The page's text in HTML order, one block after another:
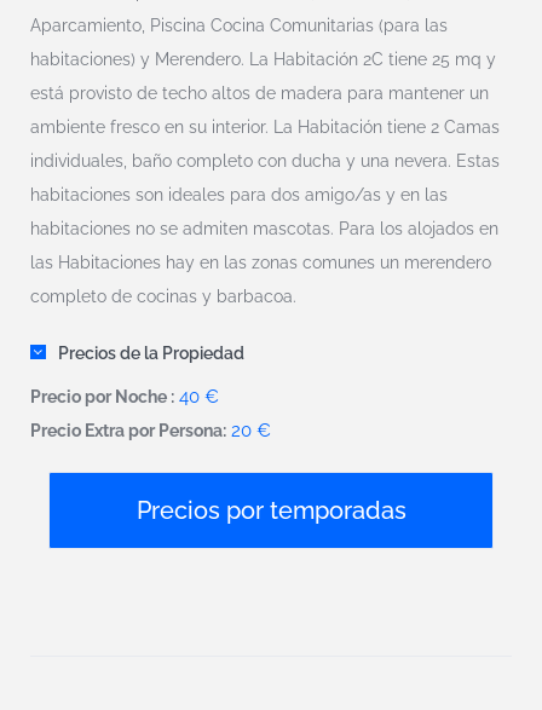
Aparcamiento, Piscina Cocina Comunitarias (para las
habitaciones) y Merendero. La Habitación 2C tiene 25 mq y
está provisto de techo altos de madera para mantener un
ambiente fresco en su interior. La Habitación tiene 2 Camas
individuales, baño completo con ducha y una nevera. Estas
habitaciones son ideales para dos amigo/as y en las
habitaciones no se admiten mascotas. Para los alojados en
las Habitaciones hay en las zonas comunes un merendero
completo de cocinas y barbacoa.
Precios de la Propiedad
Precio por Noche : 40 €
Precio Extra por Persona: 20 €
Precios por temporadas